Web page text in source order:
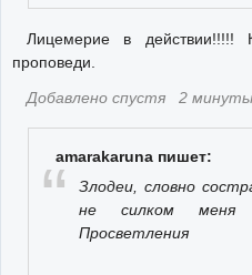
Лицемерие в действии!!!!!
проповеди.
Добавлено спустя 2
amarakaruna пишет:
Злодеи, словно
не силком меня
Просветления